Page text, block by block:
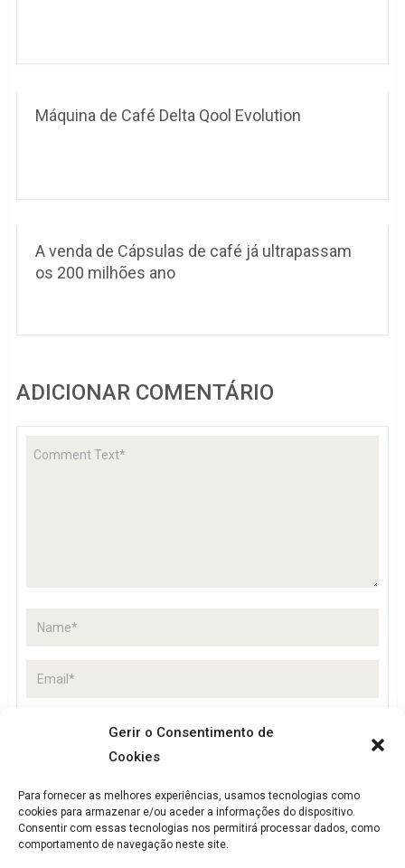
Gerir o Consentimento de
Cookies
Para fornecer as melhores experiências, usamos tecnologias como
cookies para armazenar e/ou aceder a informações do dispositivo.
Consentir com essas tecnologias nos permitirá processar dados, como
comportamento de navegação neste site.
Máquina de Café Delta Qool Evolution
A venda de Cápsulas de café já ultrapassam
os 200 milhões ano
ADICIONAR COMENTÁRIO
para a próxima vez que eu comentar.